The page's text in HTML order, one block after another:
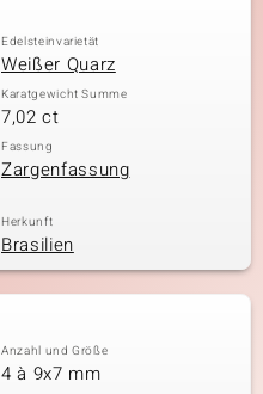
Edelsteinvarietät
Weißer Quarz
Karatgewicht Summe
7,02 ct
Fassung
Zargenfassung
Herkunft
Brasilien
Anzahl und Größe
4 à 9x7 mm